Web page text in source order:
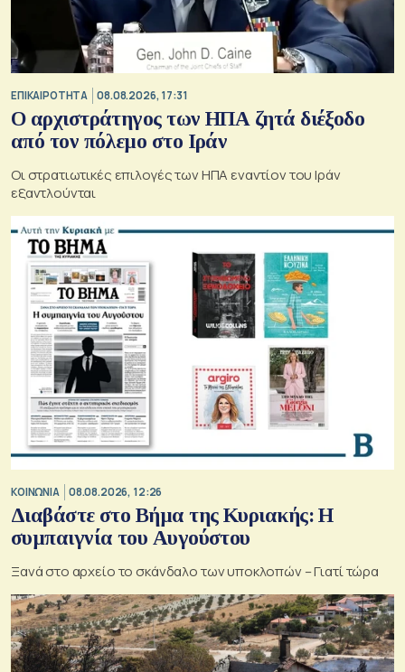
ΕΠΙΚΑΙΡΟΤΗΤΑ 08.08.2026, 17:31
Ο αρχιστράτηγος των ΗΠΑ ζητά διέξοδο
από τον πόλεμο στο Ιράν
Οι στρατιωτικές επιλογές των ΗΠΑ εναντίον του Ιράν
εξαντλούνται
ΚΟΙΝΩΝΙΑ 08.08.2026, 12:26
Διαβάστε στο Βήμα της Κυριακής: Η
συμπαιγνία του Αυγούστου
Ξανά στο αρχείο το σκάνδαλο των υποκλοπών – Γιατί τώρα